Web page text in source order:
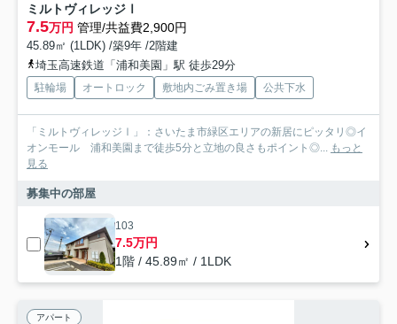
ミルトヴィレッジⅠ
7.5万円 管理/共益費2,900円
45.89㎡ (1LDK) /築9年 /2階建
埼玉高速鉄道「浦和美園」駅 徒歩29分
駐輪場 オートロック 敷地内ごみ置き場 公共下水
「ミルトヴィレッジⅠ」：さいたま市緑区エリアの新居にピッタリ◎イ
オンモール 浦和美園まで徒歩5分と立地の良さもポイント◎... もっと
見る
募集中の部屋
103
7.5万円
1階 / 45.89㎡ / 1LDK
アパート